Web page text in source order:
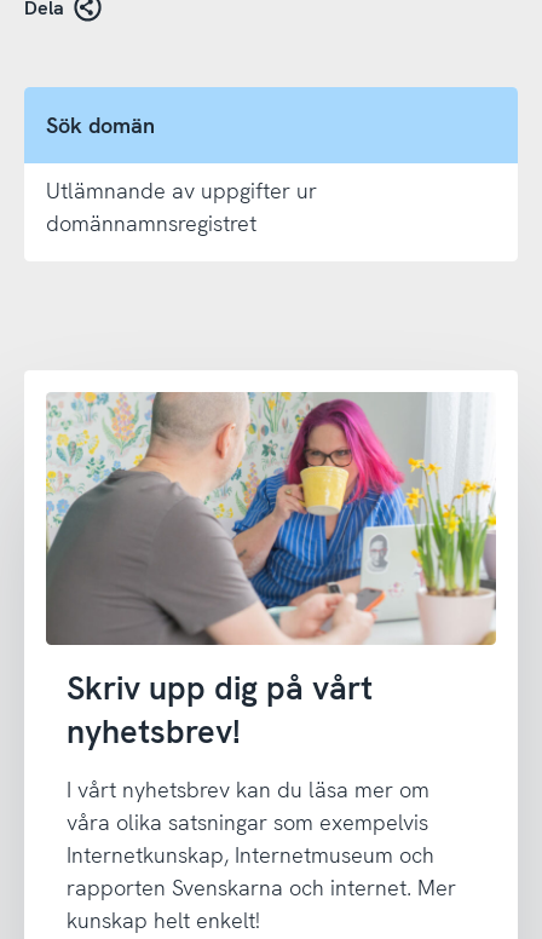
Dela
Sök domän
Utlämnande av uppgifter ur
domännamnsregistret
Skriv upp dig på vårt
nyhetsbrev!
I vårt nyhetsbrev kan du läsa mer om
våra olika satsningar som exempelvis
Internetkunskap, Internetmuseum och
rapporten Svenskarna och internet. Mer
kunskap helt enkelt!